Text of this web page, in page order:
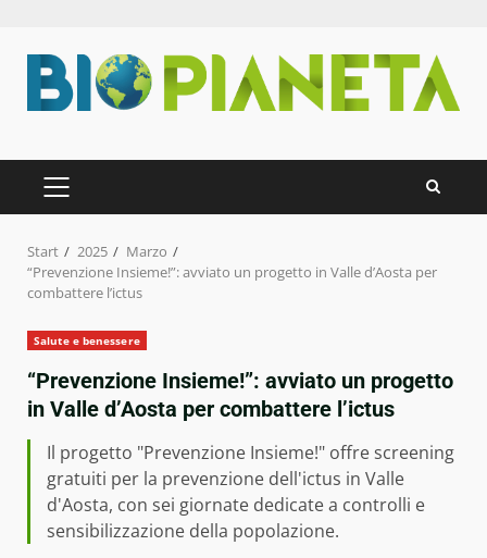
Inhalt
springen
PRIMÄRES
MENÜ
Start 2025
Marzo
“Prevenzione Insieme!”: avviato un progetto in Valle d’Aosta per
combattere l’ictus
Salute e benessere
“Prevenzione Insieme!”: avviato un progetto
in Valle d’Aosta per combattere l’ictus
Il progetto "Prevenzione Insieme!" offre screening
gratuiti per la prevenzione dell'ictus in Valle
d'Aosta, con sei giornate dedicate a controlli e
sensibilizzazione della popolazione.